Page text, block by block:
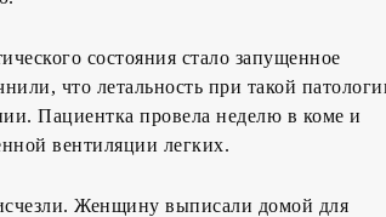
состояния стало запущенное
что летальность при такой
Пациентка провела неделю в коме и
вентиляции легких.
Женщину выписали домой для